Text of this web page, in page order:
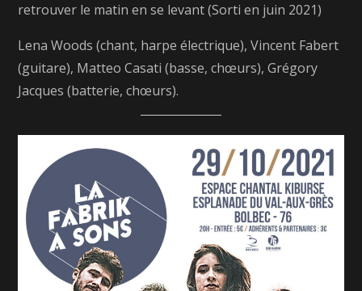
retrouver le matin en se levant (Sorti en juin 2021)
Lena Woods (chant, harpe électrique), Vincent Fabert
(guitare), Matteo Casati (basse, chœurs), Grégory
Jacques (batterie, chœurs).